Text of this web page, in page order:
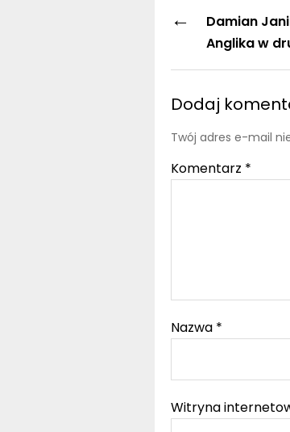
←
Damian
Anglika w
Dodaj
Twój adres e-mail
Komentarz *
Nazwa *
Witryna